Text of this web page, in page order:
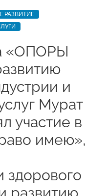
РАЗВИТИЕ
«ОПОРЫ
и
Мурат
участие в
имею»,
здорового